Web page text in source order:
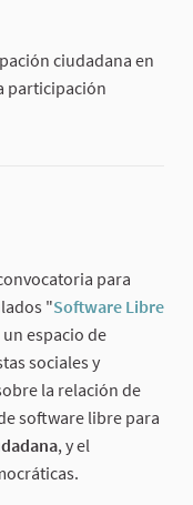
ciudadana en
participación
para
"Software Libre
espacio de
sociales y
la relación de
software libre para
, y el